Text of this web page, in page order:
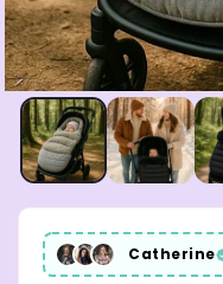
Catherine